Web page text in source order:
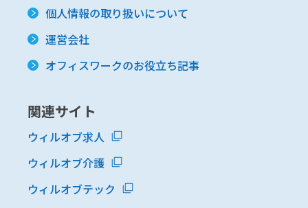
個人情報の取り扱いについて
運営会社
オフィスワークのお役立ち記事
関連サイト
ウィルオブ求人
ウィルオブ介護
ウィルオブテック